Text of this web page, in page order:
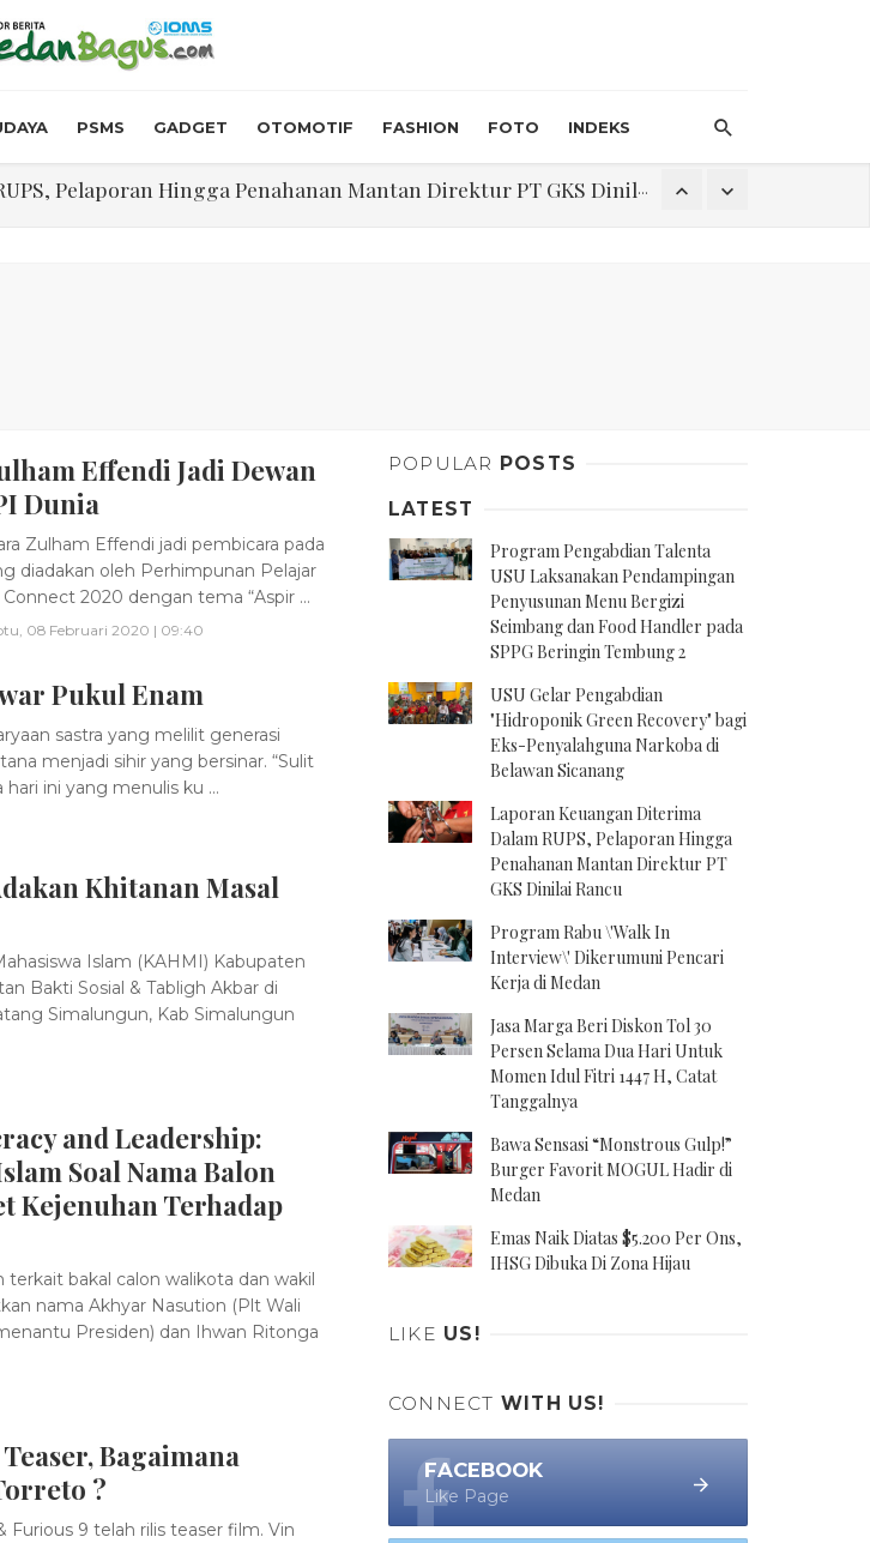
PSMS GADGET OTOMOTIF FASHION FOTO INDEKS
Pelaporan Hingga Penahanan Mantan Direktur PT GKS Dinilai Rancu
Effendi Jadi Dewan
Dunia
Zulham Effendi jadi pembicara pada
diadakan oleh Perhimpunan Pelajar
2020 dengan tema “Aspir ...
08 Februari 2020 | 09:40
Pukul Enam
sastra yang melilit generasi
menjadi sihir yang bersinar. “Sulit
ini yang menulis ku ...
Khitanan Masal
Islam (KAHMI) Kabupaten
Bakti Sosial & Tabligh Akbar di
Simalungun, Kab Simalungun
and Leadership:
Soal Nama Balon
Kejenuhan Terhadap
bakal calon walikota dan wakil
nama Akhyar Nasution (Plt Wali
Presiden) dan Ihwan Ritonga
Bagaimana
?
Furious 9 telah rilis teaser film. Vin
POPULAR POSTS
LATEST
Program Pengabdian Talenta
USU Laksanakan Pendampingan
Penyusunan Menu Bergizi
Seimbang dan Food Handler pada
SPPG Beringin Tembung 2
USU Gelar Pengabdian
"Hidroponik Green Recovery" bagi
Eks-Penyalahguna Narkoba di
Belawan Sicanang
Laporan Keuangan Diterima
Dalam RUPS, Pelaporan Hingga
Penahanan Mantan Direktur PT
GKS Dinilai Rancu
Program Rabu \'Walk In
Interview\' Dikerumuni Pencari
Kerja di Medan
Jasa Marga Beri Diskon Tol 30
Persen Selama Dua Hari Untuk
Momen Idul Fitri 1447 H, Catat
Tanggalnya
Bawa Sensasi “Monstrous Gulp!”
Burger Favorit MOGUL Hadir di
Medan
Emas Naik Diatas $5.200 Per Ons,
IHSG Dibuka Di Zona Hijau
LIKE US!
CONNECT WITH US!
FACEBOOK
Like Page